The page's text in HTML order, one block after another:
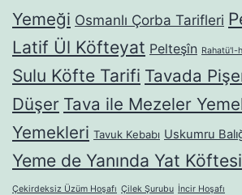
Yemeği Osmanlı Çorba Tarifleri
Latif Ül Köfteyat Pelteşîn Rahatü'l-
Sulu Köfte Tarifi Tavada
Düşer Tava ile Mezeler
Yemekleri Tavuk Kebabı Uskumru
Yeme de Yanında Yat Köftesi
Çekirdeksiz Üzüm Hoşafı Çilek Şurubu İncir Hoşafı